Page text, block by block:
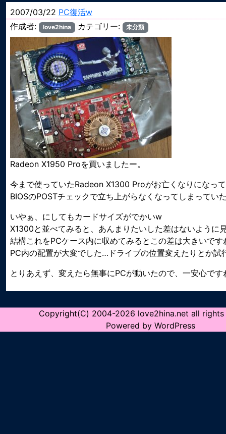
2007/03/22 PC復活w
作成者:
love2hina カテゴリー: 未分類
Radeon X1950 Proを買いましたー。
今まで使っていたRadeon X1300 Proがお亡くなりになっ
BIOSのPOSTチェックで立ち上がらなくなってしまってい
いやぁ、にしてもカードサイズがでかいw
X1300と並べてみると、あんまりたいした差はないように
結構これをPCケース内に収めてみるとこの差は大きいです
PC内の配置が大変でした…ドライブの位置変えたりとか試
とりあえず、変えたら無事にPCが動いたので、一安心です
Copyright(C) 2004-2026 love2hina.net all rights
Powered by WordPress